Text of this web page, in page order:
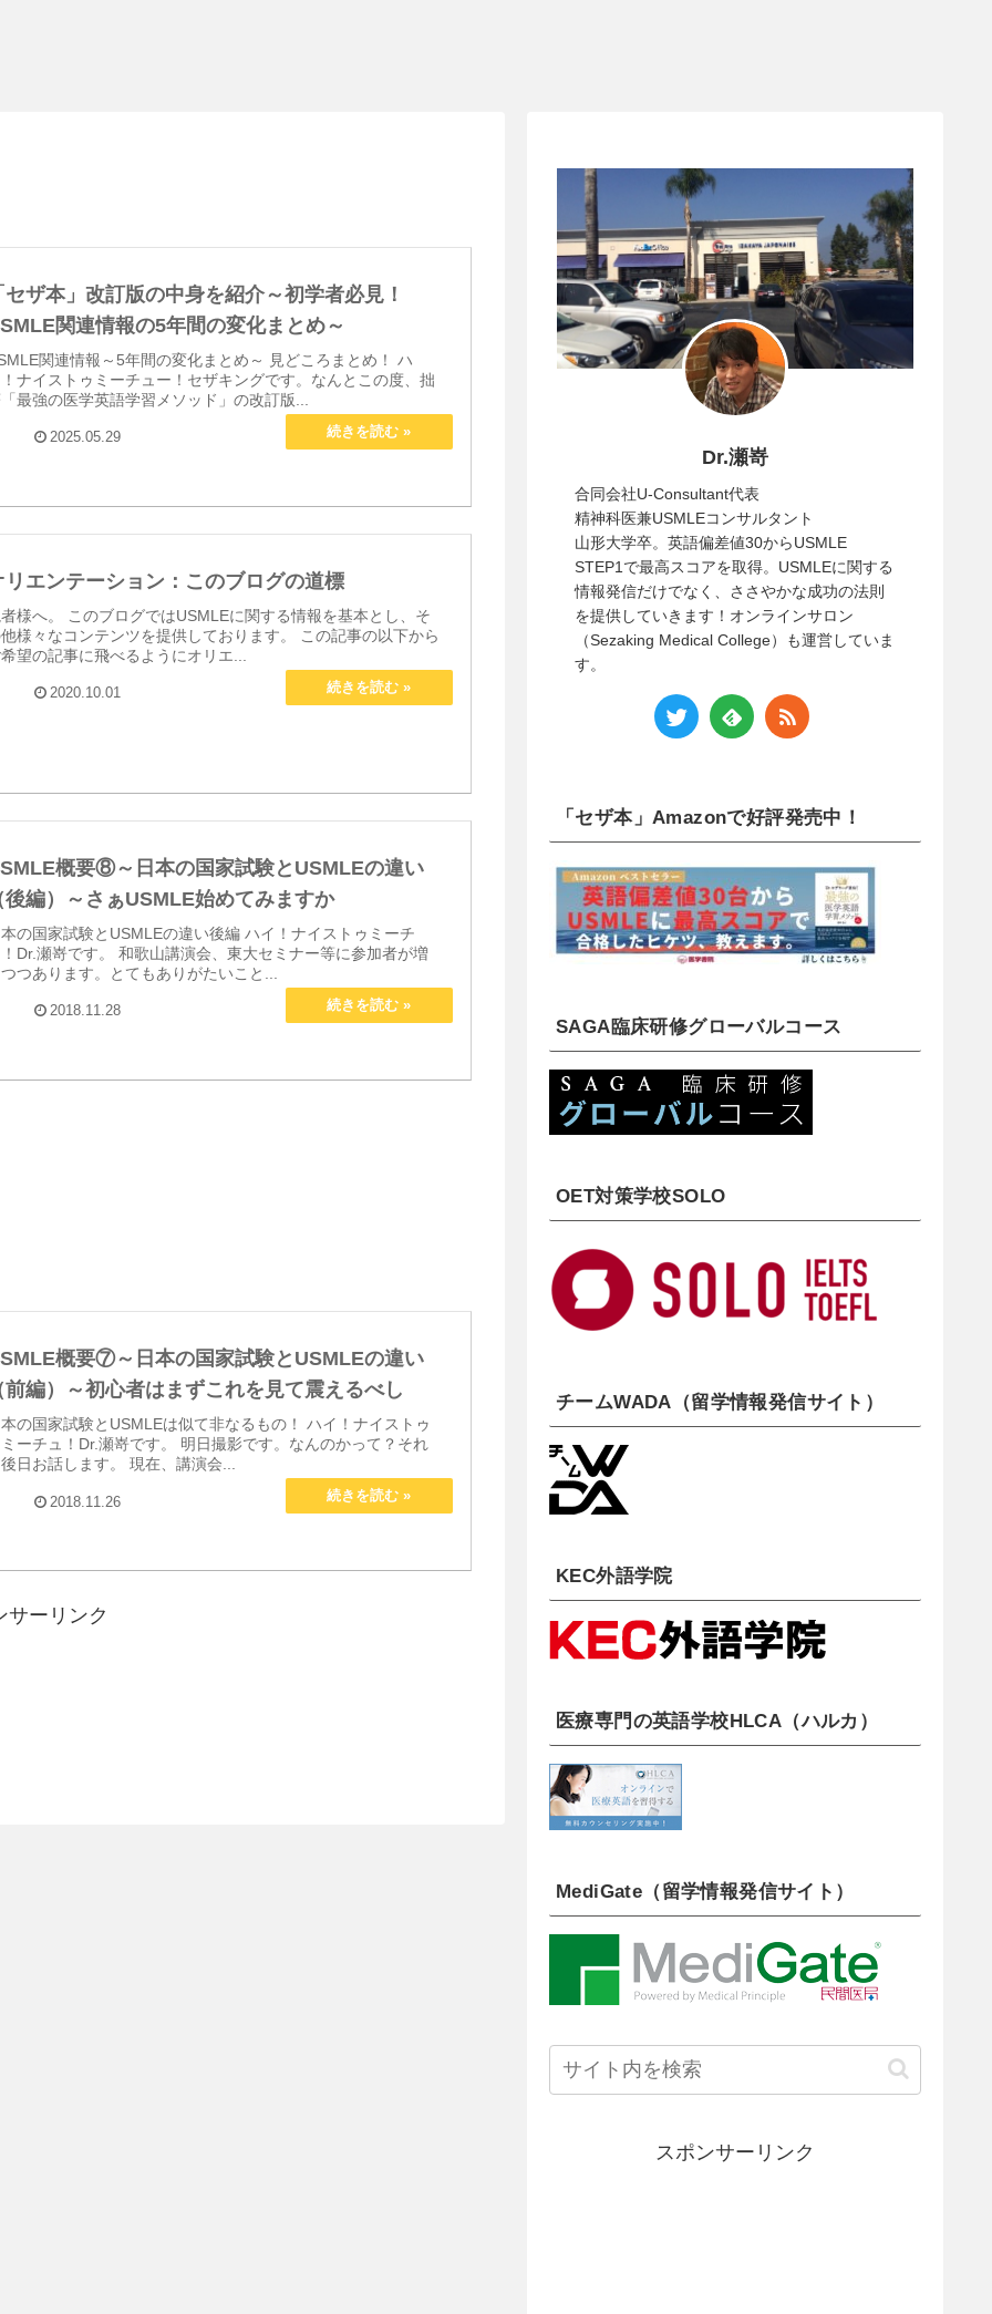
セザ本」改訂版の中身を紹介～初学者必見！
関連情報の5年間の変化まとめ～
関連情報～5年間の変化まとめ～ 見どころまとめ！ ハ
ナイストゥミーチュー！セザキングです。なんとこの度、拙
最強の医学英語学習メソッド」の改訂版...
2025.05.29
リエンテーション：このブログの道標
様へ。 このブログではUSMLEに関する情報を基本とし、そ
様々なコンテンツを提供しております。 この記事の以下から
望の記事に飛べるようにオリエ...
2020.10.01
概要⑧～日本の国家試験とUSMLEの違い
後編）～さぁUSMLE始めてみますか
の国家試験とUSMLEの違い後編 ハイ！ナイストゥミーチ
Dr.瀬嵜です。 和歌山講演会、東大セミナー等に参加者が増
つあります。とてもありがたいこと...
2018.11.28
概要⑦～日本の国家試験とUSMLEの違い
前編）～初心者はまずこれを見て震えるべし
の国家試験とUSMLEは似て非なるもの！ ハイ！ナイストゥ
ーチュ！Dr.瀬嵜です。 明日撮影です。なんのかって？それ
日お話します。 現在、講演会...
2018.11.26
サーリンク
Dr.瀬嵜
合同会社U-Consultant代表
精神科医兼USMLEコンサルタント
山形大学卒。英語偏差値30からUSMLE
STEP1で最高スコアを取得。USMLEに関する
情報発信だけでなく、ささやかな成功の法則
を提供していきます！オンラインサロン
（Sezaking Medical College）も運営していま
す。
「セザ本」Amazonで好評発売中！
SAGA臨床研修グローバルコース
OET対策学校SOLO
チームWADA（留学情報発信サイト）
KEC外語学院
医療専門の英語学校HLCA（ハルカ）
MediGate（留学情報発信サイト）
スポンサーリンク